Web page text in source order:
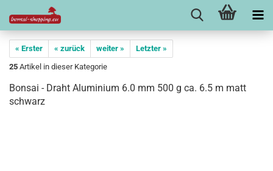
« Erster « zurück weiter »
Letzter »
25 Artikel in dieser Kategorie
Bonsai - Draht Aluminium 6.0 mm 500 g ca. 6.5 m matt
schwarz